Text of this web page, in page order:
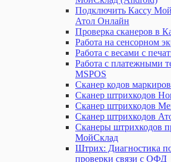
Подключить Кассу
Атол Онлайн
Проверка сканеров в
Работа на сенсорном
Работа с весами с
Работа с платежными
MSPOS
Сканер кодов
Сканер штрихкодов
Сканер штрихкодов
Сканер штрихкодов
Сканеры штрихкодов
МойСклад
Штрих: Диагностика
проверки связи с ОФД